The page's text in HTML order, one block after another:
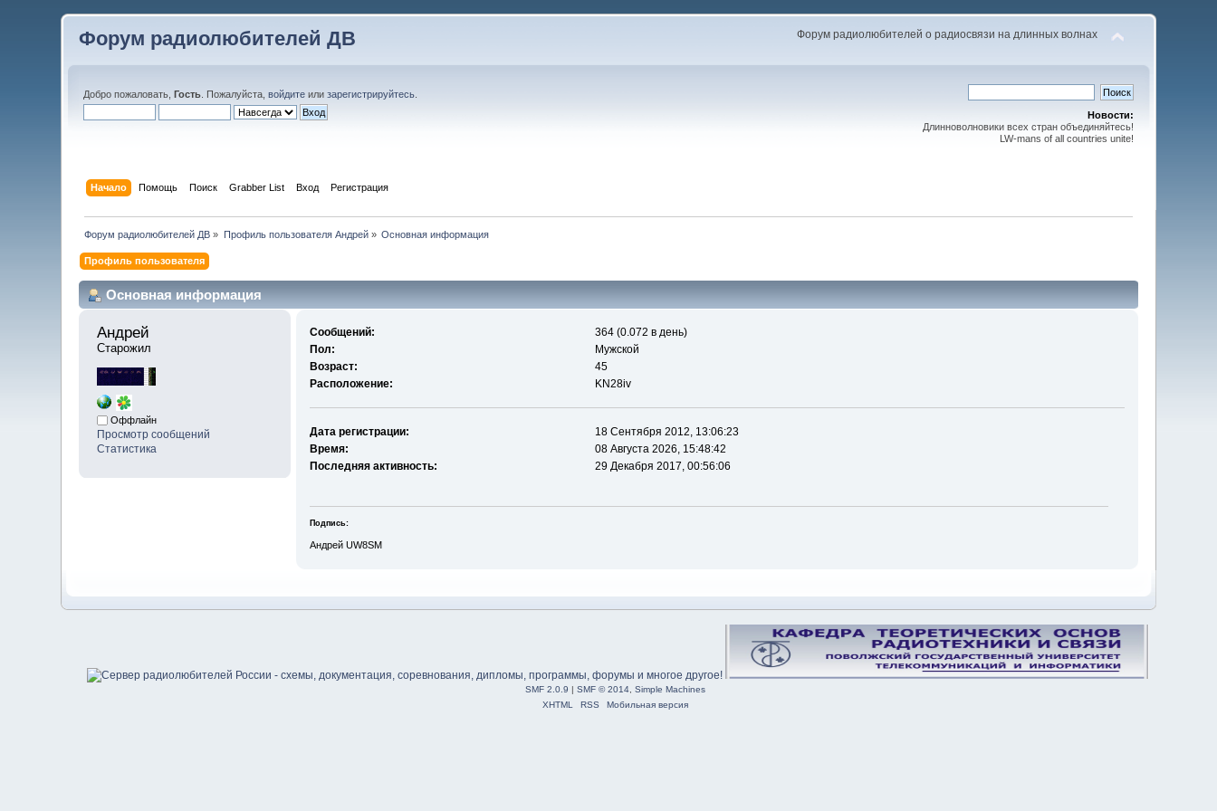
Форум радиолюбителей ДВ Форум радиолюбителей о радиосвязи на длинных волнах
Добро пожаловать,Гость . Пожалуйста,войдите илизарегистрируйтесь
Новости:
Длинноволновики всех стран объединяйтесь!
LW-mans of all countries unite!
Начало Помощь Поиск Grabber List Вход Регистрация
Форум радиолюбителей ДВ » Профиль пользователя Андрей» Основная информация
Профиль пользователя
Основная информация
Андрей
Старожил
Оффлайн
Просмотр сообщений
Статистика
Сообщений:
364 (0.072 в день)
Пол:
Мужской
Возраст:
45
Расположение:
KN28iv
Дата регистрации:
18 Сентября 2012, 13:06:23
Время:
08 Августа 2026, 15:48:42
Последняя активность:
29 Декабря 2017, 00:56:06
Подпись:
Андрей UW8SM
SMF 2.0.9 | SMF © 2014 Simple Machines
XHTML
RSS Мобильная версия